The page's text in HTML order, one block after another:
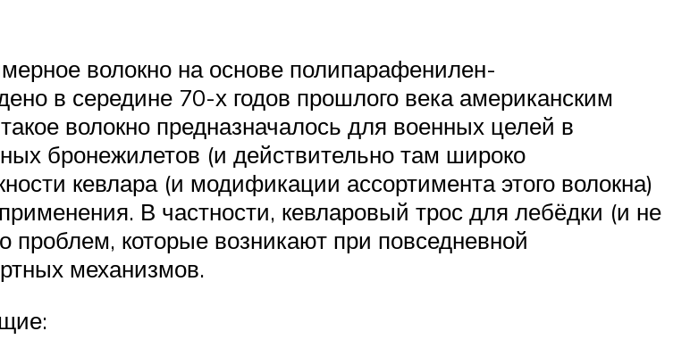
волокно на основе полипарафенилен-
в середине 70-х годов прошлого века американским
волокно предназначалось для военных целей в
бронежилетов (и действительно там широко
кевлара (и модификации ассортимента этого волокна)
В частности, кевларовый трос для лебёдки (и не
которые возникают при повседневной
механизмов.